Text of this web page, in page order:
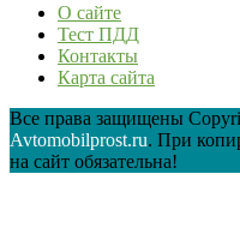
О сайте
Тест ПДД
Контакты
Карта сайта
Все права защищены
Avtomobilprost.ru. При
на сайт обязательна!